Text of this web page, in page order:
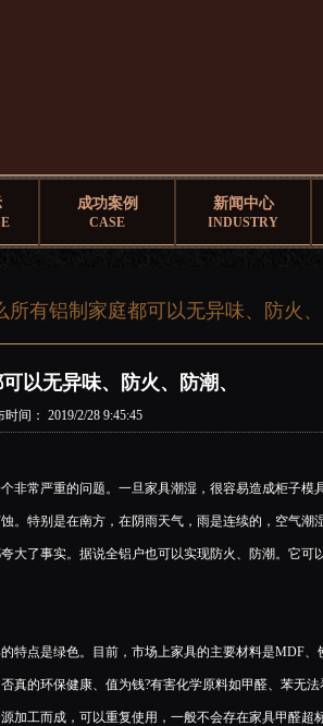
成功案例
CASE
新闻中心
INDUSTRY
所有铝制家庭都可以无异味、防火、
以无异味、防火、防潮、
间： 2019/2/28 9:45:45
常严重的问题。一旦家具潮湿，很容易造成柜子模
。特别是在南方，在阴雨天气，雨是连续的，空气潮
大了事实。据说全铝户也可以实现防火、防潮。它可
点是绿色。目前，市场上家具的主要材料是MDF、
真的环保健康、值为钱?有害化学原料如甲醛、苯无
加工而成，可以重复使用，一般不会存在家具甲醛超